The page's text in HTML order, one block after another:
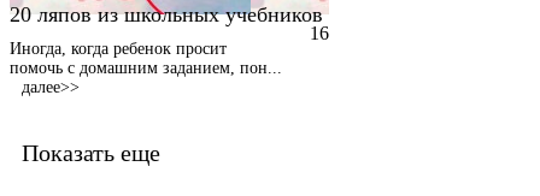
20 ляпов из школьных учебников
16
Иногда, когда ребенок просит
помочь с домашним заданием, пон
далее>>
Показать еще